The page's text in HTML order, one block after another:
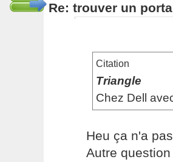
Re: trouver un
Citation
Triangle
Chez Dell
Heu ça n'a
Autre